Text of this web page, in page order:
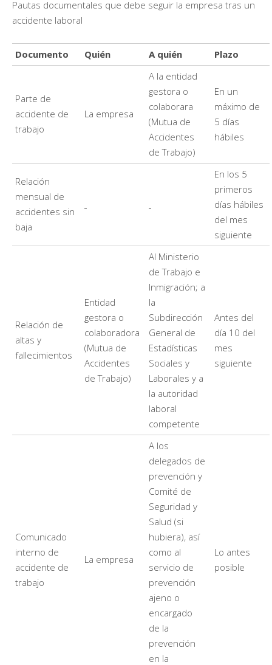
Pautas documentales que debe seguir la empresa tras un
accidente laboral
Documento Quién A quién Plazo
Parte de
accidente de
trabajo
La empresa
A la entidad
gestora o
colaborara
(Mutua de
Accidentes
de Trabajo)
En un
máximo de
5 días
hábiles
Relación
mensual de
accidentes sin
baja
En los 5
primeros
días hábiles
del mes
siguiente
Relación de
altas y
fallecimientos
Entidad
gestora o
colaboradora
(Mutua de
Accidentes
de Trabajo)
Al Ministerio
de Trabajo e
Inmigración; a
la
Subdirección
General de
Estadísticas
Sociales y
Laborales y a
la autoridad
laboral
competente
Antes del
día 10 del
mes
siguiente
Comunicado
interno de
accidente de
trabajo
La empresa
A los
delegados de
prevención y
Comité de
Seguridad y
Salud (si
hubiera), así
como al
servicio de
prevención
ajeno o
encargado
de la
prevención
en la
Lo antes
posible